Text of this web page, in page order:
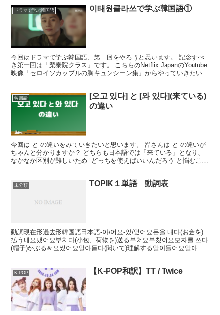
ドラマで学ぶ韓国語 이태원클라쓰で学ぶ韓国語①
今回はドラマで学ぶ韓国語、第一回をやろうと思います。 記念すべ
き第一回は「梨泰院クラス」です。 こちらのNetflix JapanのYoutube
映像「セロイソカップルの胸キュンシーン集」からやっていきたいと
韓国語
[오고 있다] と [와 있다](来ている)
の違い
今回は と の違いをみていきたいと思います。 皆さんは と の違いが
ちゃんと分かりますか？ どちらも日本語では「来ている」となり、
なかなか区別が難しいため ”どっちを使えばいいんだろう”と悩むこと
未分類 TOPIK１単語 動詞表
動詞現在形過去形韓国語日本語-아/어요-았/었어요돈을 내다(お金を)
払う내요냈어요부치다(小包、荷物を)送る부쳐요부쳤어요모자를 쓰다
(帽子)かぶる써요썼어요알아듣다(聞いて)理解する알아들어요알아들
K-POP 【K-POP和訳】TT / Twice